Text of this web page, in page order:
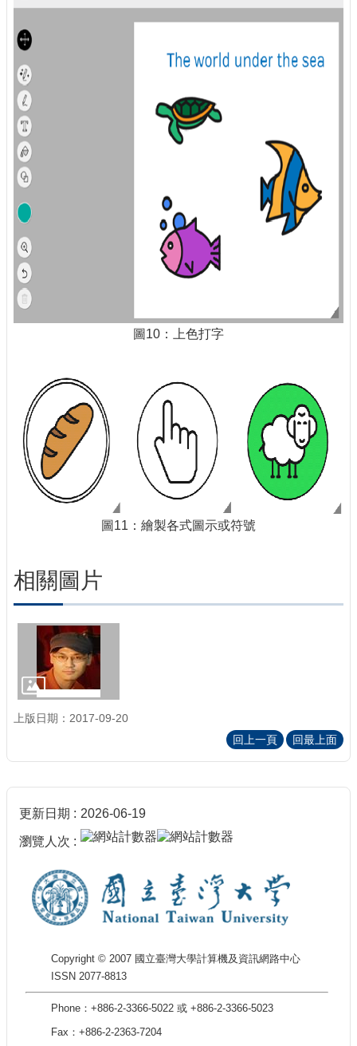
圖10：上色打字
圖11：繪製各式圖示或符號
相關圖片
上版日期：2017-09-20
回上一頁
回最上面
更新日期 2026-06-19
瀏覽人次
Copyright © 2007 國立臺灣大學計算機及資訊網路中心
ISSN 2077-8813
Phone：+886-2-3366-5022 或 +886-2-3366-5023
Fax：+886-2-2363-7204